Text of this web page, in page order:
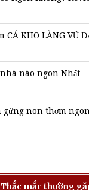
CÁ KHO LÀNG VŨ
nào ngon Nhất
gừng non thơm
Thắc mắc thường